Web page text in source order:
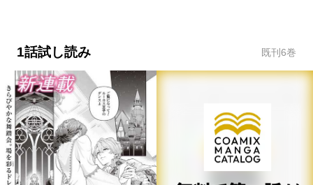
1話試し読み 既刊 6巻